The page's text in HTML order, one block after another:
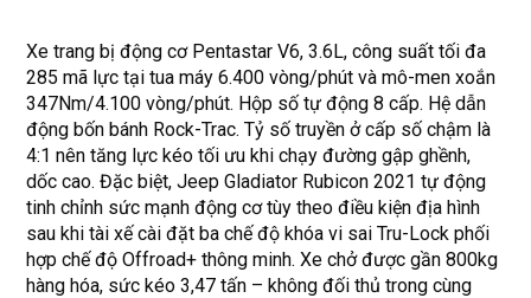
Xe trang bị động cơ Pentastar V6, 3.6L, công suất tối đa
285 mã lực tại tua máy 6.400 vòng/phút và mô-men xoắn
347Nm/4.100 vòng/phút. Hộp số tự động 8 cấp. Hệ dẫn
động bốn bánh Rock-Trac. Tỷ số truyền ở cấp số chậm là
4:1 nên tăng lực kéo tối ưu khi chạy đường gập ghềnh,
dốc cao. Đặc biệt, Jeep Gladiator Rubicon 2021 tự động
tinh chỉnh sức mạnh động cơ tùy theo điều kiện địa hình
sau khi tài xế cài đặt ba chế độ khóa vi sai Tru-Lock phối
hợp chế độ Offroad+ thông minh. Xe chở được gần 800kg
hàng hóa, sức kéo 3,47 tấn – không đối thủ trong cùng